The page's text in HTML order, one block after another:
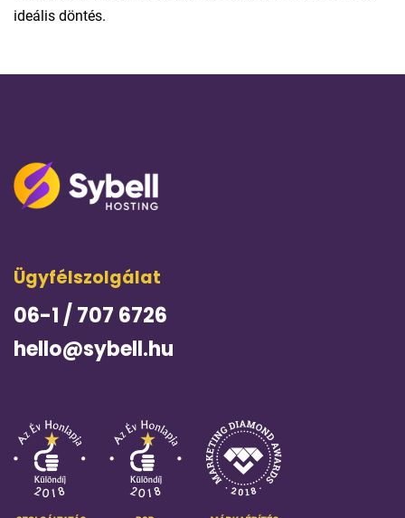
ideális döntés.
Ügyfélszolgálat
06-1 / 707 6726
hello@sybell.hu